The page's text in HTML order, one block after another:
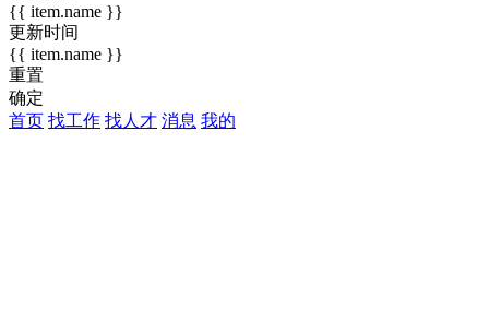
{{ item.name }}
更新时间
{{ item.name }}
重置
确定
首页 找工作 找人才 消息 我的